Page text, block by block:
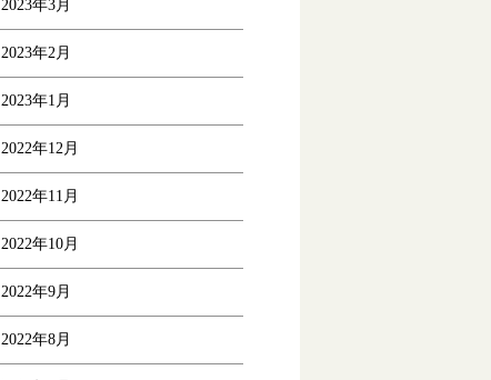
2023年3月
2023年2月
2023年1月
2022年12月
2022年11月
2022年10月
2022年9月
2022年8月